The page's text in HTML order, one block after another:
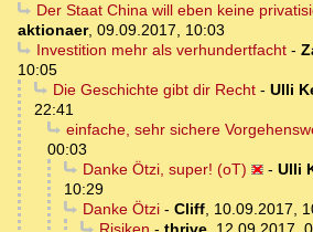
Der Staat China will eben keine
aktionaer, 09.09.2017, 10:03
Investition mehr als verhundertfacht-
10:05
Die Geschichte gibt dir Recht- Ulli
22:41
einfache, sehr sichere
00:03
Danke Ötzi, super! (oT)
- Ulli
10:29
Danke Ötzi- Cliff, 10.09.2017,